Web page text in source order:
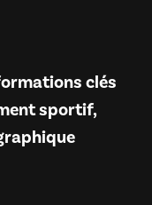
clés
sportif,